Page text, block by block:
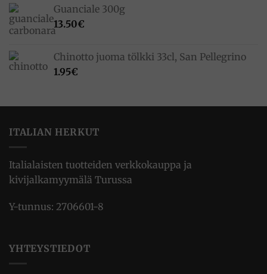
Guanciale 300g
13.50€
Chinotto juoma tölkki 33cl, San Pellegrino
1.95€
ITALIAN HERKUT
Italialaisten tuotteiden verkkokauppa ja
kivijalkamyymälä Turussa
Y-tunnus: 2706601-8
YHTEYSTIEDOT